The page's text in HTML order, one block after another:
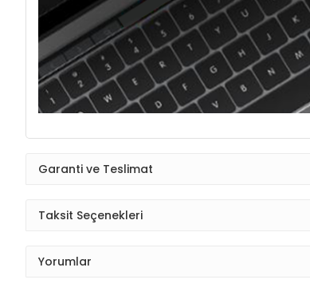
Garanti ve Teslimat
Taksit Seçenekleri
Yorumlar